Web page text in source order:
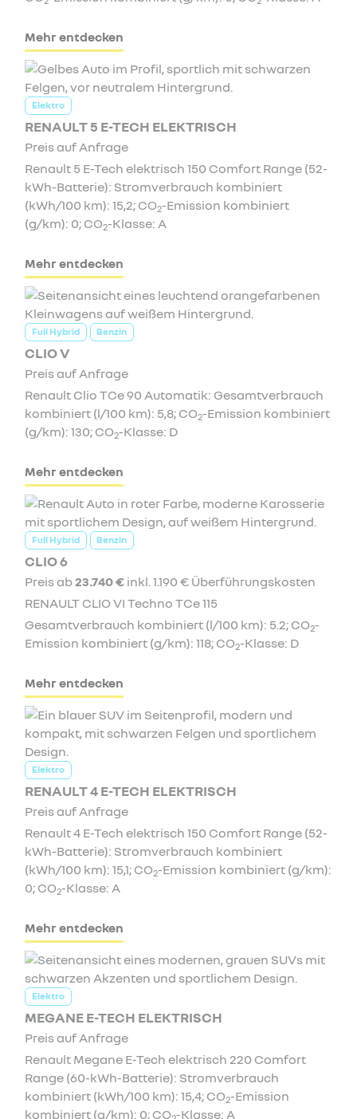
Mehr entdecken
Elektro
RENAULT 5 E-TECH ELEKTRISCH
Preis auf Anfrage
Renault 5 E-Tech elektrisch 150 Comfort Range (52-
kWh-Batterie): Stromverbrauch kombiniert
(kWh/100 km): 15,2; CO2-Emission kombiniert
(g/km): 0; CO2-Klasse: A
Mehr entdecken
Full Hybrid Benzin
CLIO V
Preis auf Anfrage
Renault Clio TCe 90 Automatik: Gesamtverbrauch
kombiniert (l/100 km): 5,8; CO2-Emission kombiniert
(g/km): 130; CO2-Klasse: D
Mehr entdecken
Full Hybrid Benzin
CLIO 6
Preis ab23.740 € inkl. 1.190 € Überführungskosten
RENAULT CLIO VI Techno TCe 115
Gesamtverbrauch kombiniert (l/100 km): 5.2; CO2-
Emission kombiniert (g/km): 118; CO2-Klasse: D
Mehr entdecken
Elektro
RENAULT 4 E-TECH ELEKTRISCH
Preis auf Anfrage
Renault 4 E-Tech elektrisch 150 Comfort Range (52-
kWh-Batterie): Stromverbrauch kombiniert
(kWh/100 km): 15,1; CO2-Emission kombiniert (g/km):
0; CO2-Klasse: A
Mehr entdecken
Elektro
MEGANE E-TECH ELEKTRISCH
Preis auf Anfrage
Renault Megane E-Tech elektrisch 220 Comfort
Range (60-kWh-Batterie): Stromverbrauch
kombiniert (kWh/100 km): 15,4; CO2-Emission
kombiniert (g/km): 0; CO -Klasse: A